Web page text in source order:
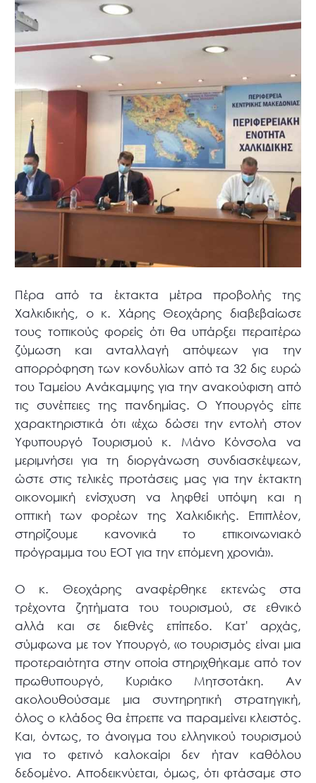
Πέρα από τα έκτακτα μέτρα προβολής της
Χαλκιδικής, ο κ. Χάρης Θεοχάρης διαβεβαίωσε
τους τοπικούς φορείς ότι θα υπάρξει περαιτέρω
ζύμωση και ανταλλαγή απόψεων για την
απορρόφηση των κονδυλίων από τα 32 δις ευρώ
του Ταμείου Ανάκαμψης για την ανακούφιση από
τις συνέπειες της πανδημίας. Ο Υπουργός είπε
χαρακτηριστικά ότι «έχω δώσει την εντολή στον
Υφυπουργό Τουρισμού κ. Μάνο Κόνσολα να
μεριμνήσει για τη διοργάνωση συνδιασκέψεων,
ώστε στις τελικές προτάσεις μας για την έκτακτη
οικονομική ενίσχυση να ληφθεί υπόψη και η
οπτική των φορέων της Χαλκιδικής. Επιπλέον,
στηρίζουμε κανονικά το επικοινωνιακό
πρόγραμμα του ΕΟΤ για την επόμενη χρονιά».
Ο κ. Θεοχάρης αναφέρθηκε εκτενώς στα
τρέχοντα ζητήματα του τουρισμού, σε εθνικό
αλλά και σε διεθνές επίπεδο. Κατ' αρχάς,
σύμφωνα με τον Υπουργό, «ο τουρισμός είναι μια
προτεραιότητα στην οποία στηριχθήκαμε από τον
πρωθυπουργό, Κυριάκο Μητσοτάκη. Αν
ακολουθούσαμε μια συντηρητική στρατηγική,
όλος ο κλάδος θα έπρεπε να παραμείνει κλειστός.
Και, όντως, το άνοιγμα του ελληνικού τουρισμού
για το φετινό καλοκαίρι δεν ήταν καθόλου
δεδομένο. Αποδεικνύεται, όμως, ότι φτάσαμε στο